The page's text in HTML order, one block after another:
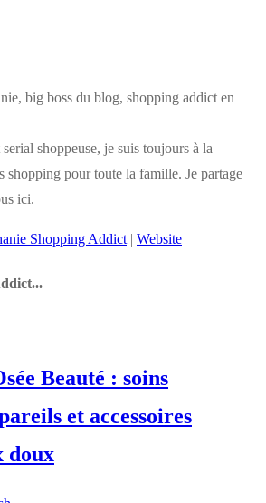
big boss du blog, shopping addict en
shoppeuse, je suis toujours à la
shopping pour toute la famille. Je partage
ici.
Shopping Addict | Website
Beauté : soins
et accessoires
doux